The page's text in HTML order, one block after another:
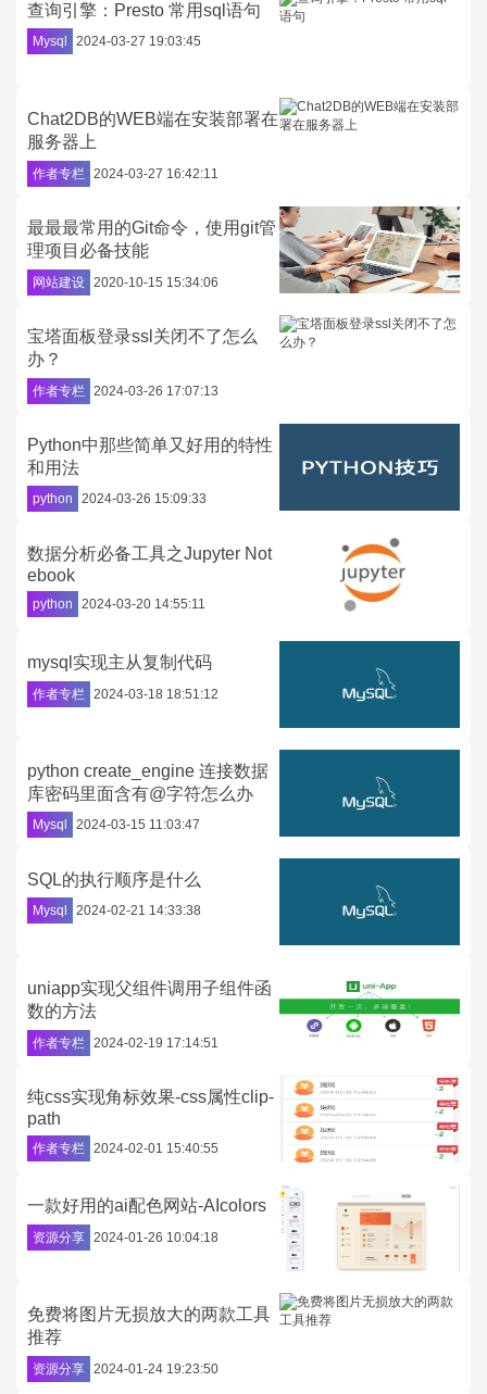
查询引擎：Presto 常用sql语句
Mysql 2024-03-27 19:03:45
Chat2DB的WEB端在安装部署在
服务器上
作者专栏 2024-03-27 16:42:11
最最最常用的Git命令，使用git管
理项目必备技能
网站建设 2020-10-15 15:34:06
宝塔面板登录ssl关闭不了怎么
办？
作者专栏 2024-03-26 17:07:13
Python中那些简单又好用的特性
和用法
python 2024-03-26 15:09:33
数据分析必备工具之Jupyter Not
ebook
python 2024-03-20 14:55:11
mysql实现主从复制代码
作者专栏 2024-03-18 18:51:12
python create_engine 连接数据
库密码里面含有@字符怎么办
Mysql 2024-03-15 11:03:47
SQL的执行顺序是什么
Mysql 2024-02-21 14:33:38
uniapp实现父组件调用子组件函
数的方法
作者专栏 2024-02-19 17:14:51
纯css实现角标效果-css属性clip-
path
作者专栏 2024-02-01 15:40:55
一款好用的ai配色网站-AIcolors
资源分享 2024-01-26 10:04:18
免费将图片无损放大的两款工具
推荐
资源分享 2024-01-24 19:23:50